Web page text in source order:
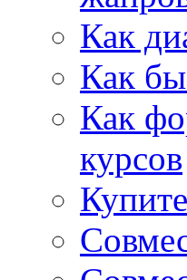
Как
Как
Как
курсов